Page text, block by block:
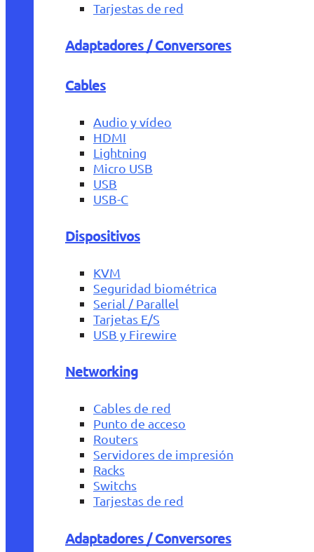
Tarjestas de red
Adaptadores / Conversores
Cables
Audio y vídeo
HDMI
Lightning
Micro USB
USB
USB-C
Dispositivos
KVM
Seguridad biométrica
Serial / Parallel
Tarjetas E/S
USB y Firewire
Networking
Cables de red
Punto de acceso
Routers
Servidores de impresión
Racks
Switchs
Tarjestas de red
Adaptadores / Conversores